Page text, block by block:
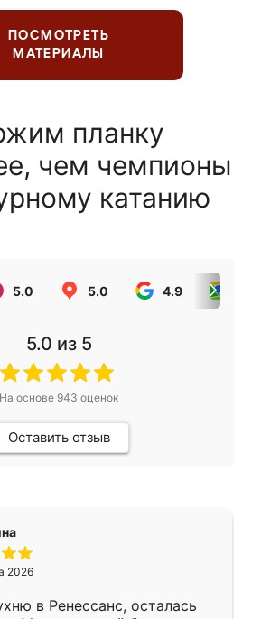
ПОСМОТРЕТЬ
МАТЕРИАЛЫ
планку
чем чемпионы
катанию
5.0 5.0 4.9
5.0 из 5
На основе 943 оценок
Оставить отзыв
2026
в Ренессанс, осталась